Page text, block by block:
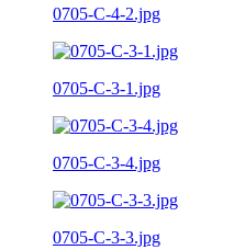
0705-C-4-2.jpg
0705-C-3-1.jpg
0705-C-3-4.jpg
0705-C-3-3.jpg